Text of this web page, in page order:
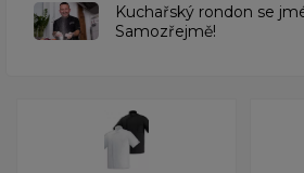
Kuchařský rondon se
Samozřejmě!